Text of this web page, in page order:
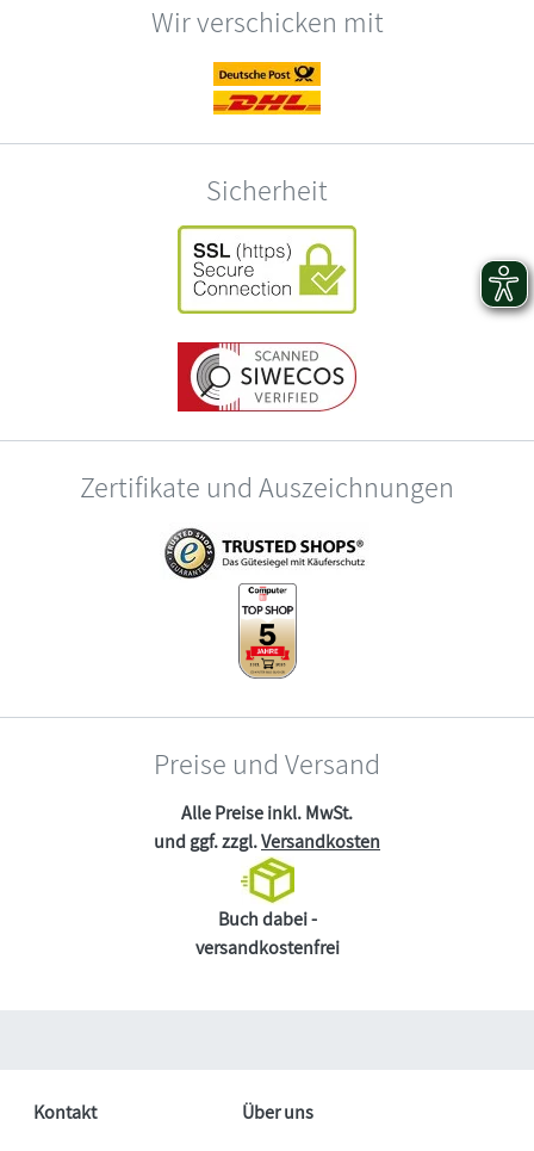
Wir verschicken mit
Sicherheit
Zertifikate und Auszeichnungen
Preise und Versand
Alle Preise inkl. MwSt.
und ggf. zzgl.Versandkosten
Buch dabei -
versandkostenfrei
Kontakt
Über uns